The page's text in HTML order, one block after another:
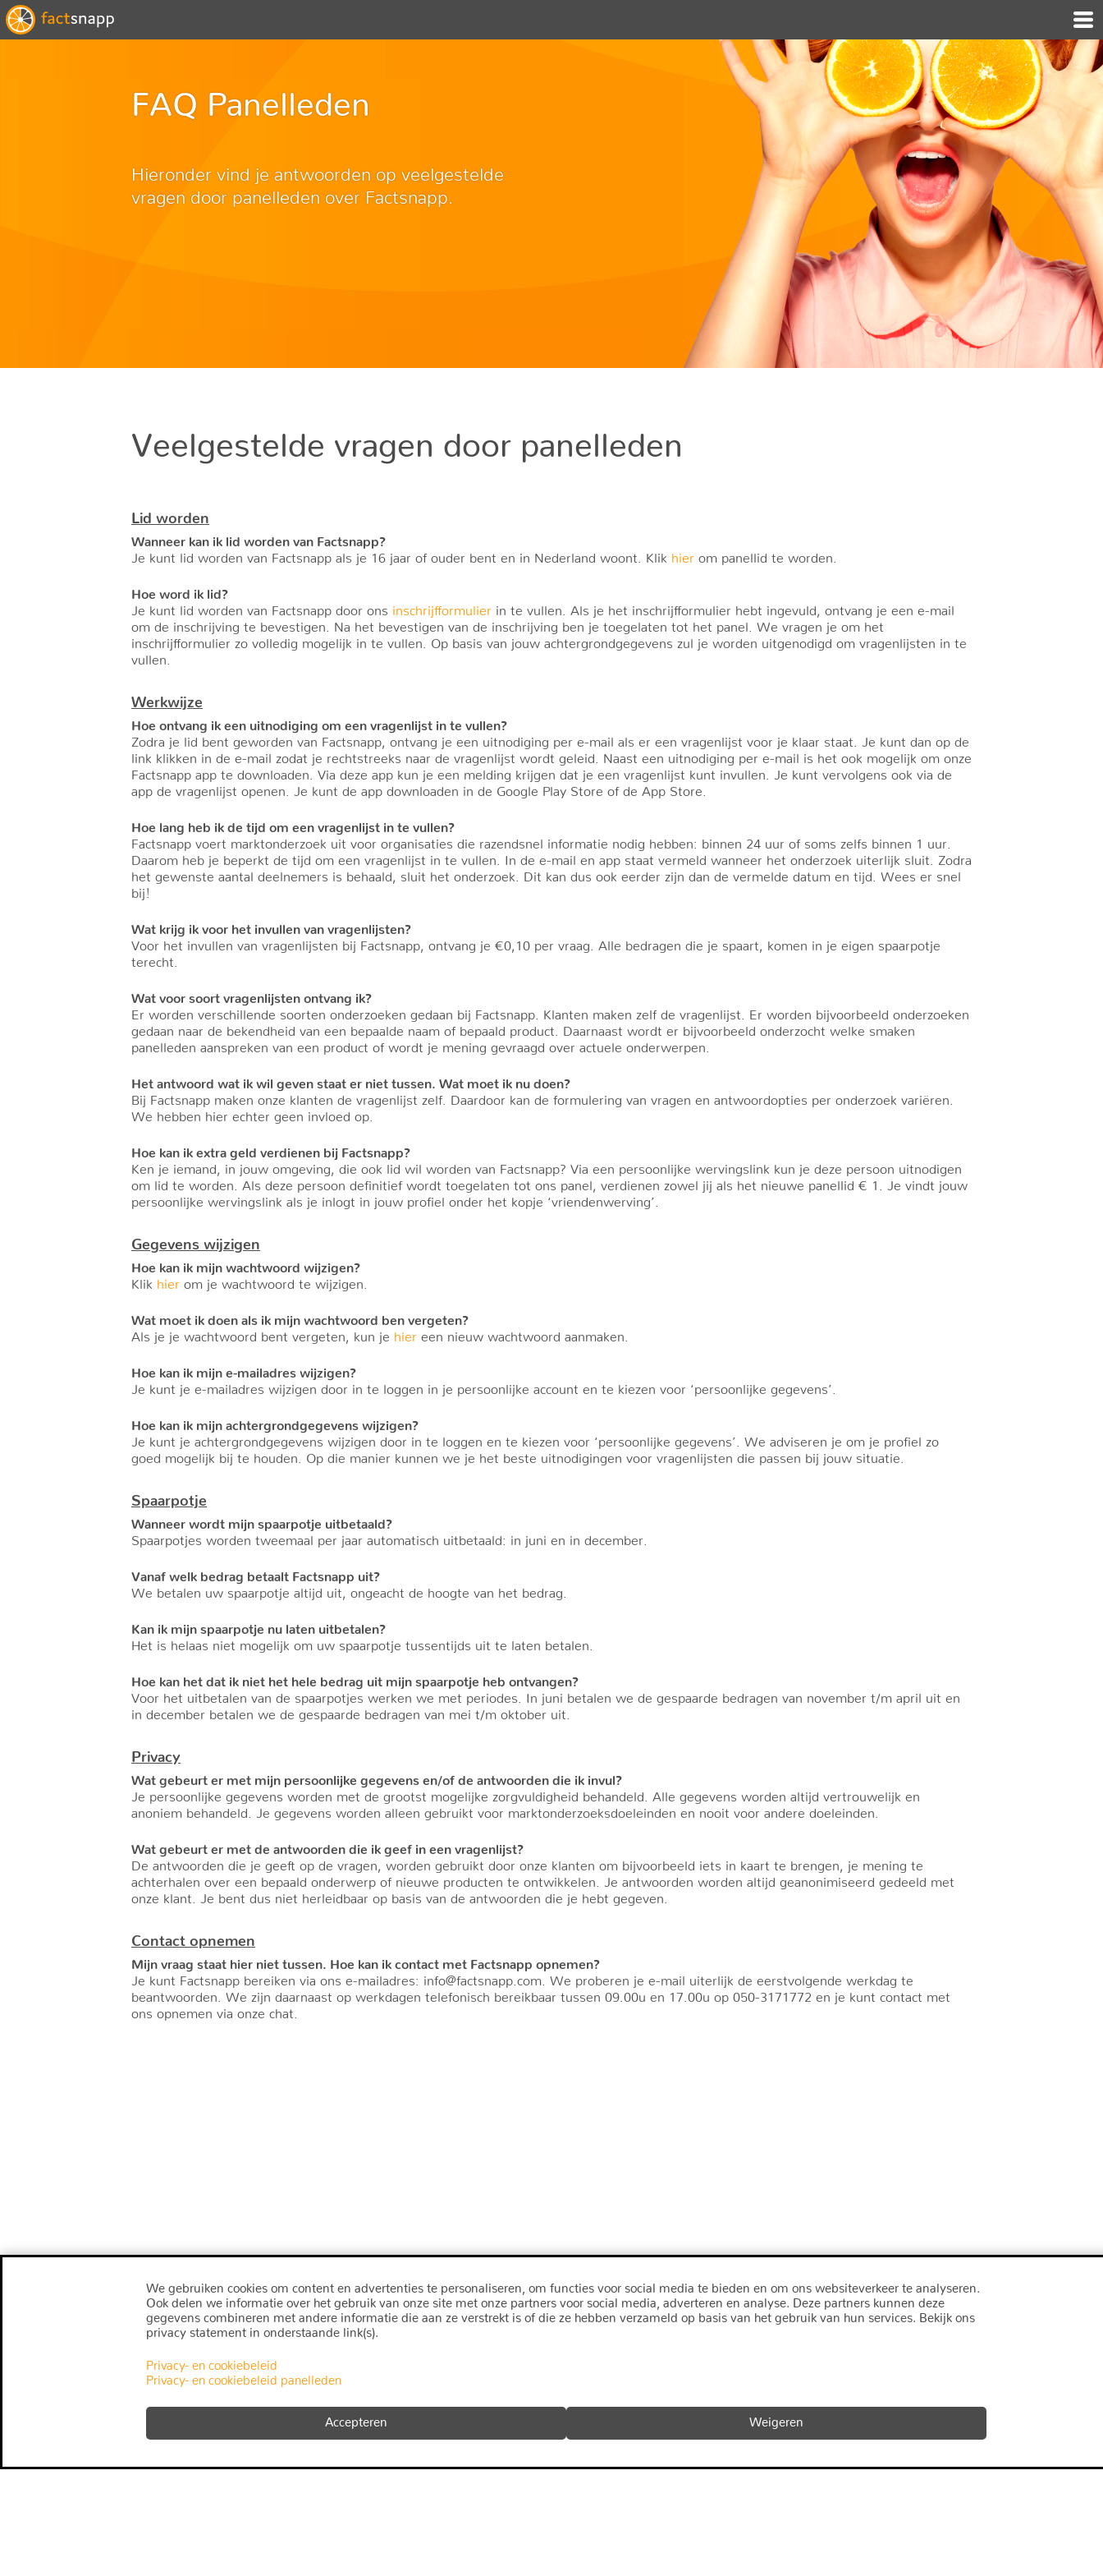
FAQ Panelleden
Hieronder vind je antwoorden op veelgestelde
vragen door panelleden over Factsnapp.
Veelgestelde vragen door panelleden
Lid worden
Wanneer kan ik lid worden van Factsnapp?
Je kunt lid worden van Factsnapp als je 16 jaar of ouder bent en in Nederland woont. Klik hier om panellid te worden.
Hoe word ik lid?
Je kunt lid worden van Factsnapp door ons inschrijfformulier in te vullen. Als je het inschrijfformulier hebt ingevuld, ontvang je een e-mail
om de inschrijving te bevestigen. Na het bevestigen van de inschrijving ben je toegelaten tot het panel. We vragen je om het
inschrijfformulier zo volledig mogelijk in te vullen. Op basis van jouw achtergrondgegevens zul je worden uitgenodigd om vragenlijsten in te
vullen.
Werkwijze
Hoe ontvang ik een uitnodiging om een vragenlijst in te vullen?
Zodra je lid bent geworden van Factsnapp, ontvang je een uitnodiging per e-mail als er een vragenlijst voor je klaar staat. Je kunt dan op de
link klikken in de e-mail zodat je rechtstreeks naar de vragenlijst wordt geleid. Naast een uitnodiging per e-mail is het ook mogelijk om onze
Factsnapp app te downloaden. Via deze app kun je een melding krijgen dat je een vragenlijst kunt invullen. Je kunt vervolgens ook via de
app de vragenlijst openen. Je kunt de app downloaden in de Google Play Store of de App Store.
Hoe lang heb ik de tijd om een vragenlijst in te vullen?
Factsnapp voert marktonderzoek uit voor organisaties die razendsnel informatie nodig hebben: binnen 24 uur of soms zelfs binnen 1 uur.
Daarom heb je beperkt de tijd om een vragenlijst in te vullen. In de e-mail en app staat vermeld wanneer het onderzoek uiterlijk sluit. Zodra
het gewenste aantal deelnemers is behaald, sluit het onderzoek. Dit kan dus ook eerder zijn dan de vermelde datum en tijd. Wees er snel
bij!
Wat krijg ik voor het invullen van vragenlijsten?
Voor het invullen van vragenlijsten bij Factsnapp, ontvang je €0,10 per vraag. Alle bedragen die je spaart, komen in je eigen spaarpotje
terecht.
Wat voor soort vragenlijsten ontvang ik?
Er worden verschillende soorten onderzoeken gedaan bij Factsnapp. Klanten maken zelf de vragenlijst. Er worden bijvoorbeeld onderzoeken
gedaan naar de bekendheid van een bepaalde naam of bepaald product. Daarnaast wordt er bijvoorbeeld onderzocht welke smaken
panelleden aanspreken van een product of wordt je mening gevraagd over actuele onderwerpen.
Het antwoord wat ik wil geven staat er niet tussen. Wat moet ik nu doen?
Bij Factsnapp maken onze klanten de vragenlijst zelf. Daardoor kan de formulering van vragen en antwoordopties per onderzoek variëren.
We hebben hier echter geen invloed op.
Hoe kan ik extra geld verdienen bij Factsnapp?
Ken je iemand, in jouw omgeving, die ook lid wil worden van Factsnapp? Via een persoonlijke wervingslink kun je deze persoon uitnodigen
om lid te worden. Als deze persoon definitief wordt toegelaten tot ons panel, verdienen zowel jij als het nieuwe panellid € 1. Je vindt jouw
persoonlijke wervingslink als je inlogt in jouw profiel onder het kopje ‘vriendenwerving’.
Gegevens wijzigen
Hoe kan ik mijn wachtwoord wijzigen?
Klik hier om je wachtwoord te wijzigen.
Wat moet ik doen als ik mijn wachtwoord ben vergeten?
Als je je wachtwoord bent vergeten, kun je hier een nieuw wachtwoord aanmaken.
Hoe kan ik mijn e-mailadres wijzigen?
Je kunt je e-mailadres wijzigen door in te loggen in je persoonlijke account en te kiezen voor ‘persoonlijke gegevens’.
Hoe kan ik mijn achtergrondgegevens wijzigen?
Je kunt je achtergrondgegevens wijzigen door in te loggen en te kiezen voor ‘persoonlijke gegevens’. We adviseren je om je profiel zo
goed mogelijk bij te houden. Op die manier kunnen we je het beste uitnodigingen voor vragenlijsten die passen bij jouw situatie.
Spaarpotje
Wanneer wordt mijn spaarpotje uitbetaald?
Spaarpotjes worden tweemaal per jaar automatisch uitbetaald: in juni en in december.
Vanaf welk bedrag betaalt Factsnapp uit?
We betalen uw spaarpotje altijd uit, ongeacht de hoogte van het bedrag.
Kan ik mijn spaarpotje nu laten uitbetalen?
Het is helaas niet mogelijk om uw spaarpotje tussentijds uit te laten betalen.
Hoe kan het dat ik niet het hele bedrag uit mijn spaarpotje heb ontvangen?
Voor het uitbetalen van de spaarpotjes werken we met periodes. In juni betalen we de gespaarde bedragen van november t/m april uit en
in december betalen we de gespaarde bedragen van mei t/m oktober uit.
Privacy
Wat gebeurt er met mijn persoonlijke gegevens en/of de antwoorden die ik invul?
Je persoonlijke gegevens worden met de grootst mogelijke zorgvuldigheid behandeld. Alle gegevens worden altijd vertrouwelijk en
anoniem behandeld. Je gegevens worden alleen gebruikt voor marktonderzoeksdoeleinden en nooit voor andere doeleinden.
Wat gebeurt er met de antwoorden die ik geef in een vragenlijst?
De antwoorden die je geeft op de vragen, worden gebruikt door onze klanten om bijvoorbeeld iets in kaart te brengen, je mening te
achterhalen over een bepaald onderwerp of nieuwe producten te ontwikkelen. Je antwoorden worden altijd geanonimiseerd gedeeld met
onze klant. Je bent dus niet herleidbaar op basis van de antwoorden die je hebt gegeven.
Contact opnemen
Mijn vraag staat hier niet tussen. Hoe kan ik contact met Factsnapp opnemen?
Je kunt Factsnapp bereiken via ons e-mailadres: info@factsnapp.com. We proberen je e-mail uiterlijk de eerstvolgende werkdag te
beantwoorden. We zijn daarnaast op werkdagen telefonisch bereikbaar tussen 09.00u en 17.00u op 050-3171772 en je kunt contact met
ons opnemen via onze chat.
We gebruiken cookies om content en advertenties te personaliseren, om functies voor social media te bieden en om ons websiteverkeer te analyseren.
Ook delen we informatie over het gebruik van onze site met onze partners voor social media, adverteren en analyse. Deze partners kunnen deze
gegevens combineren met andere informatie die aan ze verstrekt is of die ze hebben verzameld op basis van het gebruik van hun services. Bekijk ons
privacy statement in onderstaande link(s).
Privacy- en cookiebeleid
Privacy- en cookiebeleid panelleden
Accepteren Weigeren